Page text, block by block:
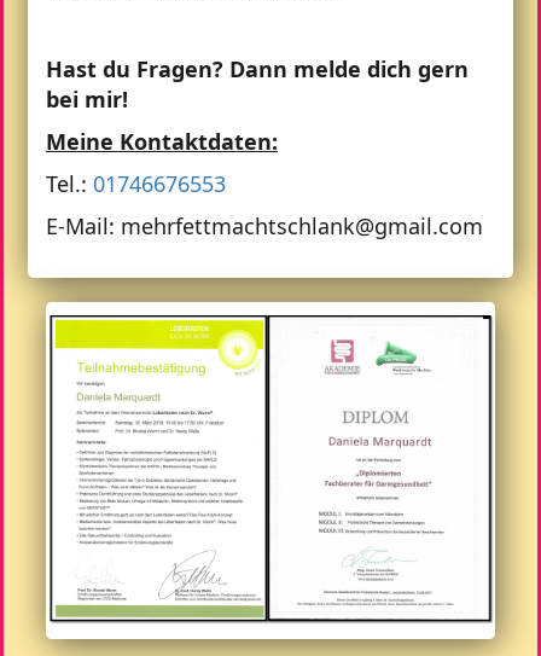
Hast du Fragen? Dann melde dich gern
bei mir!
Meine Kontaktdaten:
Tel.: 01746676553
E-Mail: mehrfettmachtschlank@gmail.com